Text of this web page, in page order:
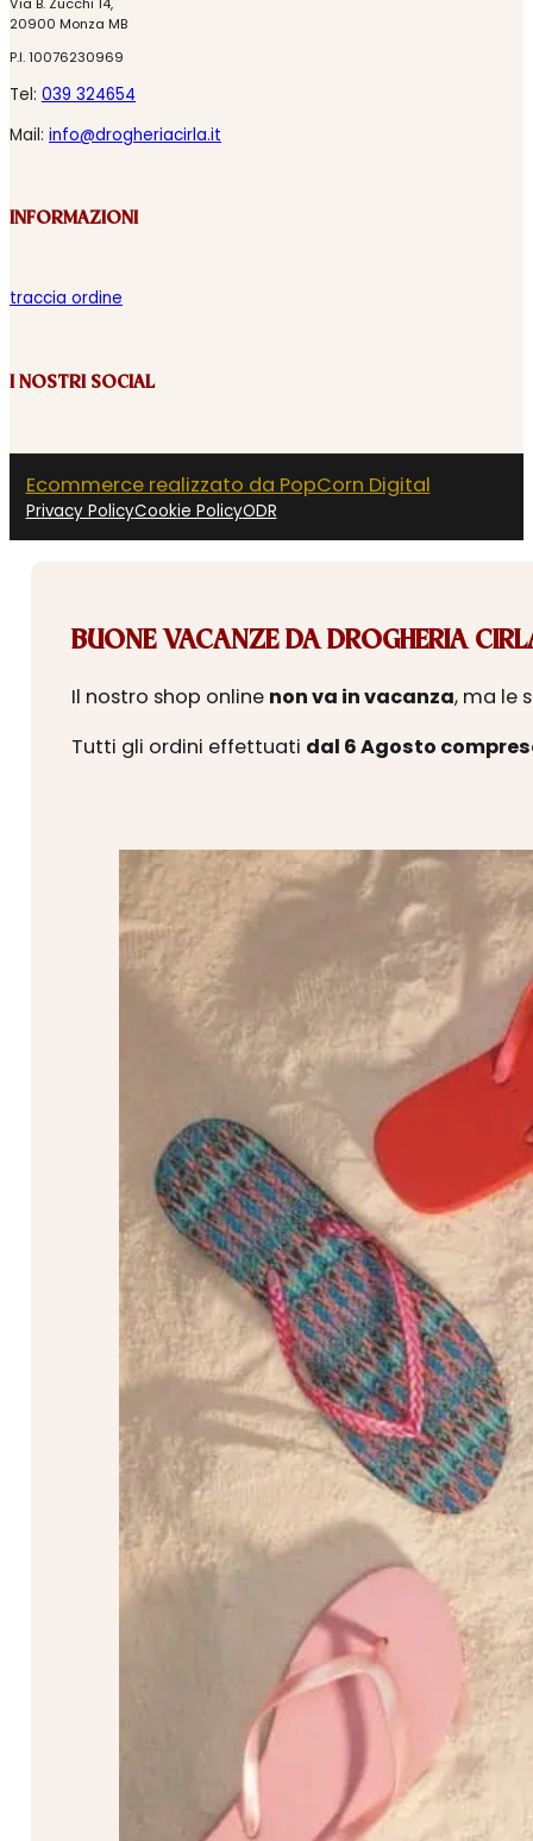
20900 Monza MB
P.I. 10076230969
Tel: 039 324654
Mail: info@drogheriacirla.it
INFORMAZIONI
traccia ordine
I NOSTRI SOCIAL
Ecommerce realizzato da PopCorn Digital
Privacy PolicyCookie PolicyODR
BUONE VACANZE DA DROGHERIA
Il nostro shop online non va in vacanza, ma le
Tutti gli ordini effettuati dal 6 Agosto